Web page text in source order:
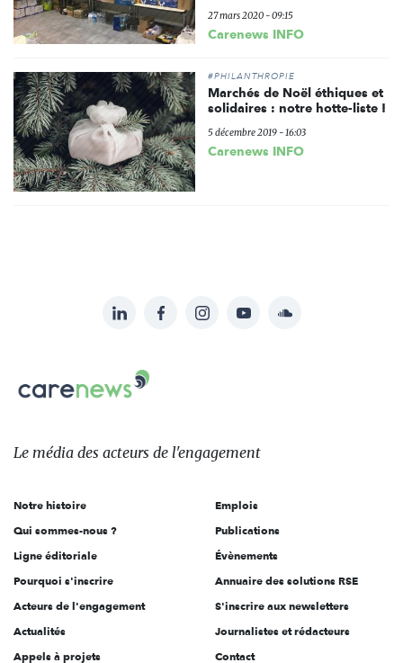
27 mars 2020 - 09:15
Carenews INFO
#PHILANTHROPIE
Marchés de Noël éthiques et
solidaires : notre hotte-liste !
5 décembre 2019 - 16:03
Carenews INFO
sur:
LinkedInFacebookInstagramYouTubeSoundcloud
Carenews,
Le
des
l'engagement
Le média des acteurs de l'engagement
Notre histoire
Qui sommes-nous ?
Ligne éditoriale
Pourquoi s'inscrire
Acteurs de l'engagement
Actualités
Appels à projets
Emplois
Publications
Évènements
Annuaire des solutions RSE
S'inscrire aux newsletters
Journalistes et rédacteurs
Contact